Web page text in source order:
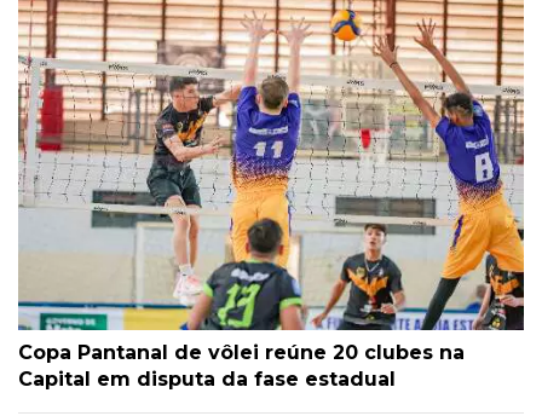
Copa Pantanal de vôlei reúne 20 clubes na
Capital em disputa da fase estadual